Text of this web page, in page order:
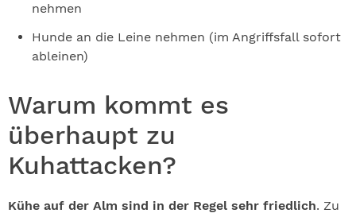
nehmen
Hunde an die Leine nehmen (im Angriffsfall sofort
ableinen)
Warum kommt es
überhaupt zu
Kuhattacken?
Kühe auf der Alm sind in der Regel sehr friedlich. Zu